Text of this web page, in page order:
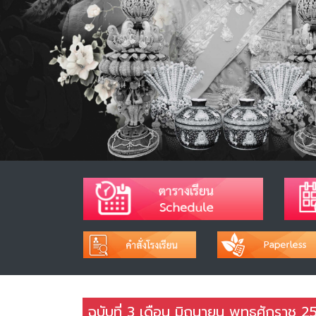
ฉบับที่ 3 เดือน มิถุนายน พุทธศักราช